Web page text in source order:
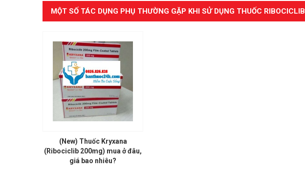
MỘT SỐ TÁC DỤNG PHỤ THƯỜNG GẶP KHI SỬ DỤNG THUỐC RIBOCICLIB
(New) Thuốc Kryxana
(Ribociclib 200mg) mua ở đâu,
giá bao nhiêu?